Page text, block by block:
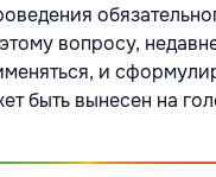
вопросу,
и
быть вынесен на